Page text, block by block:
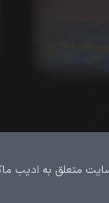
متعلق به ادیب